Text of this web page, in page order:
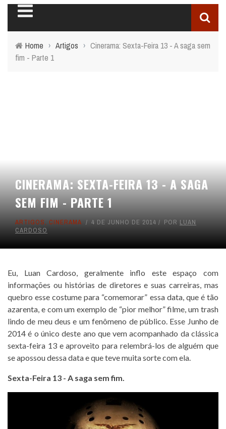
Home › Artigos › Cinerama: Sexta-Feira 13 - A saga sem
fim - Parte 1
CINERAMA: SEXTA-FEIRA 13 - A SAGA
SEM FIM - PARTE 1
ARTIGOS, CINERAMA 4 DE JUNHO DE 2014 POR LUAN
CARDOSO
Eu, Luan Cardoso, geralmente inflo este espaço com
informações ou histórias de diretores e suas carreiras, mas
quebro esse costume para “comemorar” essa data, que é tão
azarenta, e com um exemplo de “pior melhor” filme, um trash
lindo de meu deus e um fenômeno de público. Esse Junho de
2014 é o único deste ano que vem acompanhado da clássica
sexta-feira 13 e aproveito para relembrá-los de alguém que
se apossou dessa data e que teve muita sorte com ela.
Sexta-Feira 13 - A saga sem fim.